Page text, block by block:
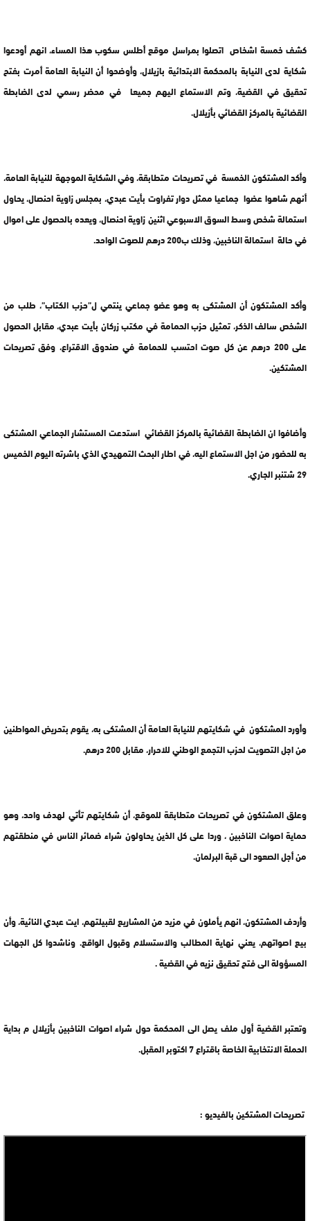
كشف خمسة اشخاص اتصلوا بمراسل موقع أطلس سكوب هذا المساء، انهم أودعوا
شكاية لدى النيابة بالمحكمة الابتدائية بازيلال، وأوضحوا أن النيابة العامة أمرت بفتح
تحقيق في القضية، وتم الاستماع اليهم جميعا في محضر رسمي لدى الضابطة
القضائية بالمركز القضائي بأزيلال.
وأكد المشتكون الخمسة في تصريحات متطابقة، وفي الشكاية الموجهة للنيابة العامة،
أنهم شاهوا عضوا جماعيا ممثل دوار تفراوت بأيت عبدي، بمجلس زاوية احنصال، يحاول
استمالة شخص وسط السوق الاسبوعي اثنين زاوية احنصال، ويعده بالحصول على اموال
في حالة استمالة الناخبين، وذلك ب200 درهم للصوت الواحد.
وأكد المشتكون أن المشتكى به وهو عضو جماعي ينتمي ل”حزب الكتاب”، طلب من
الشخص سالف الذكر، تمثيل حزب الحمامة في مكتب زركان بأيت عبدي، مقابل الحصول
على 200 درهم عن كل صوت احتسب للحمامة في صندوق الاقتراع، وفق تصريحات
المشتكين.
وأضافوا ان الضابطة القضائية بالمركز القضائي استدعت المستشار الجماعي المشتكى
به للحضور من اجل الاستماع اليه، في اطار البحث التمهيدي الذي باشرته اليوم الخميس
29 شتنبر الجاري.
وأورد المشتكون في شكايتهم للنيابة العامة أن المشتكى به، يقوم بتحريض المواطنين
من اجل التصويت لحزب التجمع الوطني للاحرار، مقابل 200 درهم.
وعلق المشتكون في تصريحات متطابقة للموقع، أن شكايتهم تأتي لهدف واحد، وهو
حماية اصوات الناخبين ، وردا على كل الذين يحاولون شراء ضمائر الناس في منطقتهم
من أجل الصعود الى قبة البرلمان.
وأردف المشتكون، انهم يأملون في مزيد من المشاريع لقبيلتهم، ايت عبدي النائية، وأن
بيع اصواتهم، يعني نهاية المطالب والاستسلام وقبول الواقع. وناشدوا كل الجهات
المسؤولة الى فتح تحقيق نزيه في القضية .
وتعتبر القضية أول ملف يصل الى المحكمة حول شراء اصوات الناخبين بأزيلال م بداية
الحملة الانتخابية الخاصة باقتراع 7 اكتوبر المقبل.
تصريحات المشتكين بالفيديو :